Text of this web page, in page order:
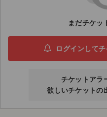
スポーツ
演劇・ミュージカル
ご利用ガイド
ご利用ガイド
まだチケッ
ログインして
チケットアラ
欲しいチケットの